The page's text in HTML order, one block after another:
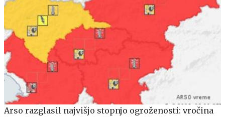
Arso razglasil najvišjo stopnjo ogroženosti: vročina